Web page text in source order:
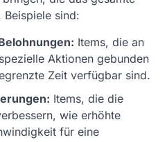
Beispiele sind:
Items, die an
Aktionen gebunden
Zeit verfügbar sind.
Items, die die
wie erhöhte
für eine